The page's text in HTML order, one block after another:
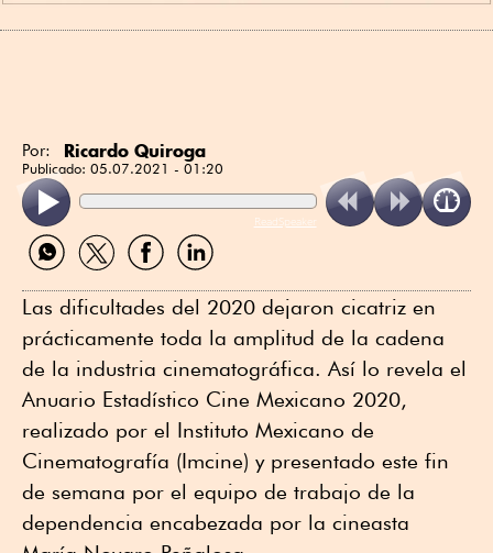
Por: Ricardo Quiroga
Publicado: 05.07.2021 - 01:20
ReadSpeaker
Compartir
por
Compartir
por
Compartir
por
Compartir
por
Las dificultades del 2020 dejaron cicatriz en
prácticamente toda la amplitud de la cadena
de la industria cinematográfica. Así lo revela el
Anuario Estadístico Cine Mexicano 2020,
realizado por el Instituto Mexicano de
Cinematografía (Imcine) y presentado este fin
de semana por el equipo de trabajo de la
dependencia encabezada por la cineasta